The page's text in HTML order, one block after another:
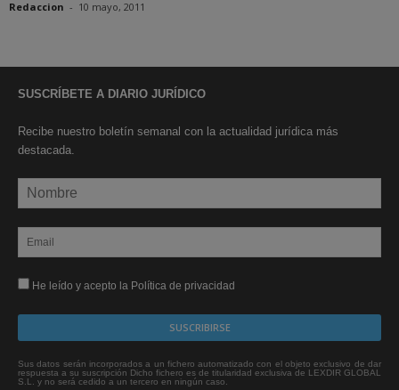
Redaccion - 10 mayo, 2011
SUSCRÍBETE A DIARIO JURÍDICO
Recibe nuestro boletín semanal con la actualidad jurídica más
destacada.
He leído y acepto la Política de privacidad
Sus datos serán incorporados a un fichero automatizado con el objeto exclusivo de dar
respuesta a su suscripción Dicho fichero es de titularidad exclusiva de LEXDIR GLOBAL
S.L. y no será cedido a un tercero en ningún caso.